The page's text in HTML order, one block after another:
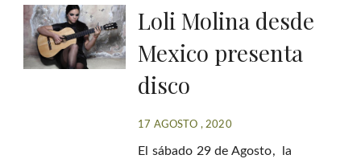
Loli Molina desde
Mexico presenta
disco
17 AGOSTO , 2020
El sábado 29 de Agosto, la